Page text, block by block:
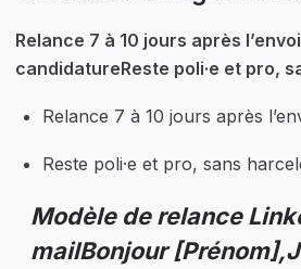
Relance 7 à 10 jours après
candidatureReste poli·e et pro,
Relance 7 à 10 jours après
Reste poli·e et pro, sans
Modèle de relance
mailBonjour